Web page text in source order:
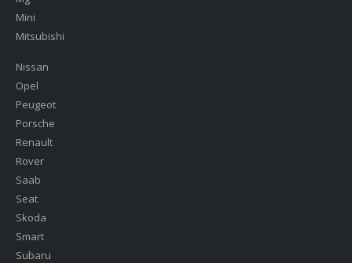
Mini
Mitsubishi
Nissan
Opel
Peugeot
Porsche
Renault
Rover
Saab
Seat
Skoda
Smart
Subaru